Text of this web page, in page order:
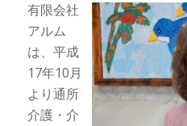
有限会社
アルム
は、平成
17年10月
より通所
介護・介